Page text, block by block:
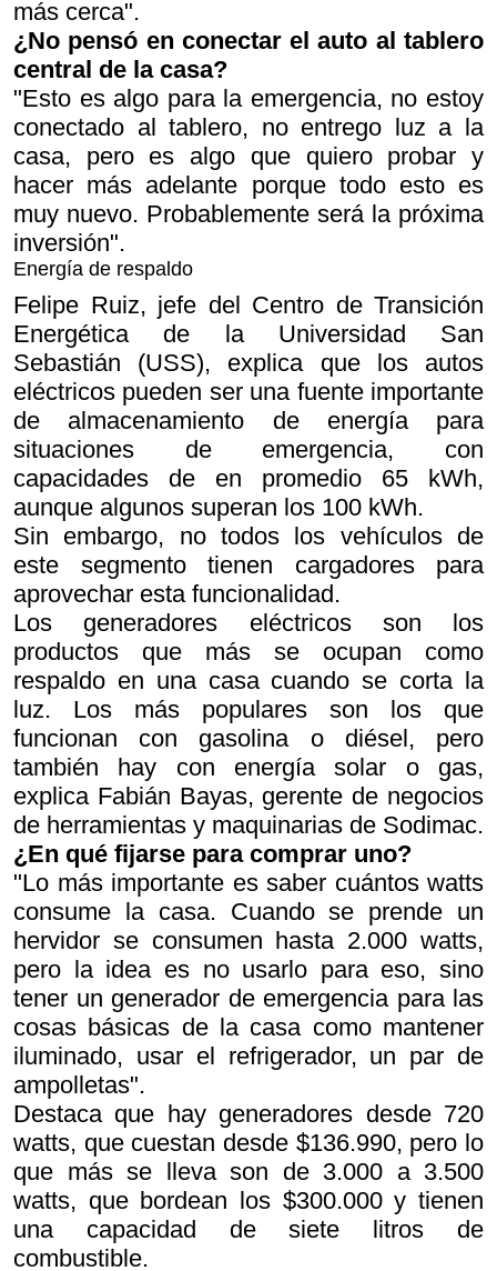
más cerca".
¿No pensó en conectar el auto al tablero
central de la casa?
"Esto es algo para la emergencia, no estoy
conectado al tablero, no entrego luz a la
casa, pero es algo que quiero probar y
hacer más adelante porque todo esto es
muy nuevo. Probablemente será la próxima
inversión".
Energía de respaldo
Felipe Ruiz, jefe del Centro de Transición
Energética de la Universidad San
Sebastián (USS), explica que los autos
eléctricos pueden ser una fuente importante
de almacenamiento de energía para
situaciones de emergencia, con
capacidades de en promedio 65 kWh,
aunque algunos superan los 100 kWh.
Sin embargo, no todos los vehículos de
este segmento tienen cargadores para
aprovechar esta funcionalidad.
Los generadores eléctricos son los
productos que más se ocupan como
respaldo en una casa cuando se corta la
luz. Los más populares son los que
funcionan con gasolina o diésel, pero
también hay con energía solar o gas,
explica Fabián Bayas, gerente de negocios
de herramientas y maquinarias de Sodimac.
¿En qué fijarse para comprar uno?
"Lo más importante es saber cuántos watts
consume la casa. Cuando se prende un
hervidor se consumen hasta 2.000 watts,
pero la idea es no usarlo para eso, sino
tener un generador de emergencia para las
cosas básicas de la casa como mantener
iluminado, usar el refrigerador, un par de
ampolletas".
Destaca que hay generadores desde 720
watts, que cuestan desde $136.990, pero lo
que más se lleva son de 3.000 a 3.500
watts, que bordean los $300.000 y tienen
una capacidad de siete litros de
combustible.